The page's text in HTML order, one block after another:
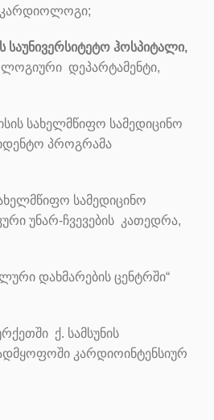
კარდიოლოგი;
საუნივერსიტეტო ჰოსპიტალი,
დეპარტამენტი,
სახელმწიფო სამედიცინო
პროგრამა
სამედიცინო
უნარ-ჩვევების კათედრა,
დახმარების ცენტრში“
ქ. სამსუნის
კარდიოინტენსიურ